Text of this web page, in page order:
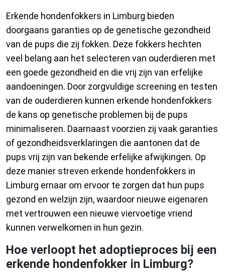
Erkende hondenfokkers in Limburg bieden
doorgaans garanties op de genetische gezondheid
van de pups die zij fokken. Deze fokkers hechten
veel belang aan het selecteren van ouderdieren met
een goede gezondheid en die vrij zijn van erfelijke
aandoeningen. Door zorgvuldige screening en testen
van de ouderdieren kunnen erkende hondenfokkers
de kans op genetische problemen bij de pups
minimaliseren. Daarnaast voorzien zij vaak garanties
of gezondheidsverklaringen die aantonen dat de
pups vrij zijn van bekende erfelijke afwijkingen. Op
deze manier streven erkende hondenfokkers in
Limburg ernaar om ervoor te zorgen dat hun pups
gezond en welzijn zijn, waardoor nieuwe eigenaren
met vertrouwen een nieuwe viervoetige vriend
kunnen verwelkomen in hun gezin.
Hoe verloopt het adoptieproces bij een
erkende hondenfokker in Limburg?